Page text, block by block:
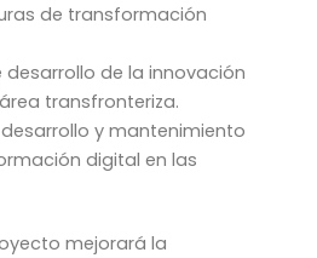
de transformación
desarrollo de la innovación
transfronteriza.
y mantenimiento
digital en las
mejorará la